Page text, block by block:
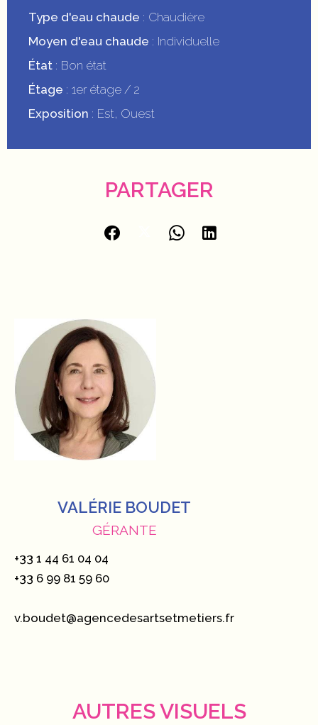
Type d'eau chaude
Chaudière
Moyen d'eau chaude
Individuelle
État
Bon état
Étage
1er étage / 2
Exposition
Est, Ouest
PARTAGER
VALÉRIE BOUDET
GÉRANTE
+33 1 44 61 04 04
+33 6 99 81 59 60
v.boudet@agencedesartsetmetiers.fr
AUTRES VISUELS